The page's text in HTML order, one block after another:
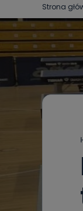
Strona